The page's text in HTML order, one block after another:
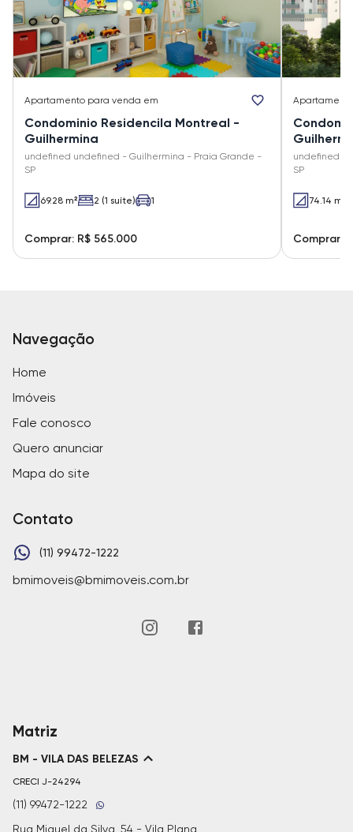
Apartamento para venda em
Condominio Residencila Montreal -
Guilhermina
undefined undefined - Guilhermina - Praia Grande -
SP
69.28 m² 2 (1 suíte) 1
Comprar: R$ 565.000
Condominio
undefined
SP
74.14 m²
Comprar:
Navegação
Home
Imóveis
Fale conosco
Quero anunciar
Mapa do site
Contato
(11) 99472-1222
bmimoveis@bmimoveis.com.br
Matriz
BM - VILA DAS BELEZAS
CRECI J-24294
(11) 99472-1222
Rua Miguel da Silva, 54 - Vila Plana